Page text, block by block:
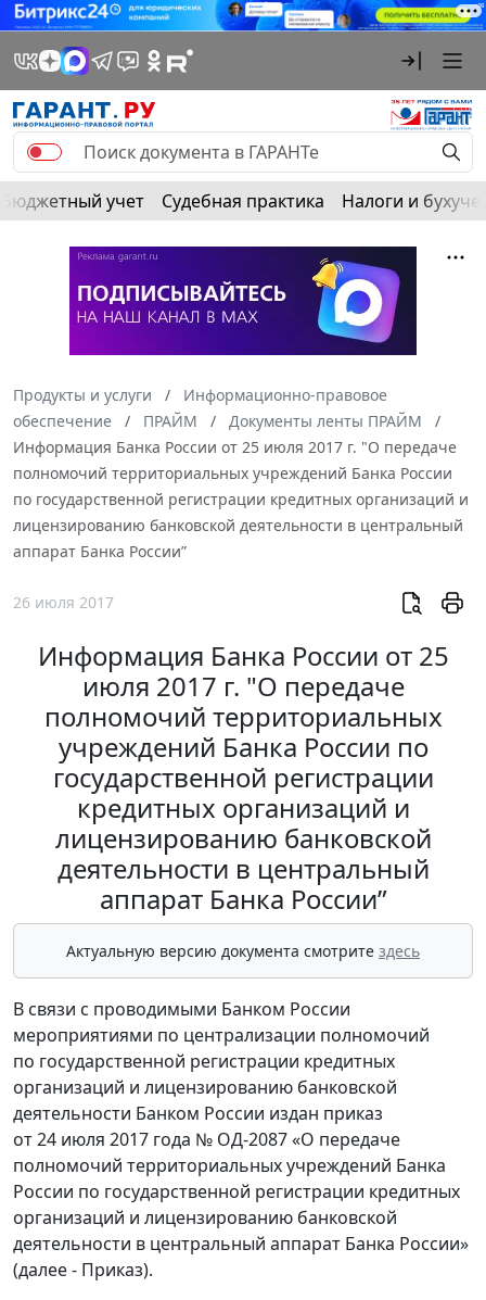
Бюджетный учет Судебная практика Налоги и
Продукты и услуги
Информационно-правовое
обеспечение
ПРАЙМ
Документы ленты ПРАЙМ
Информация Банка России от 25 июля 2017 г. "О передаче
полномочий территориальных учреждений Банка России
по государственной регистрации кредитных организаций и
лицензированию банковской деятельности в центральный
аппарат Банка России”
26 июля 2017
Информация Банка России от 25
июля 2017 г. "О передаче
полномочий территориальных
учреждений Банка России по
государственной регистрации
кредитных организаций и
лицензированию банковской
деятельности в центральный
аппарат Банка России”
Актуальную версию документа смотрите здесь
В связи с проводимыми Банком России
мероприятиями по централизации полномочий
по государственной регистрации кредитных
организаций и лицензированию банковской
деятельности Банком России издан приказ
от 24 июля 2017 года № ОД-2087 «О передаче
полномочий территориальных учреждений Банка
России по государственной регистрации кредитных
организаций и лицензированию банковской
деятельности в центральный аппарат Банка России»
(далее - Приказ).